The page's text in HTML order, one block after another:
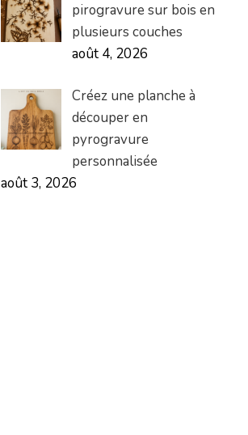
pirogravure sur bois en
plusieurs couches
août 4, 2026
Créez une planche à
découper en
pyrogravure
personnalisée
août 3, 2026